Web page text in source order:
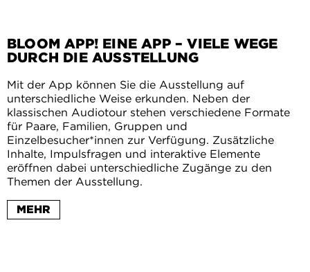
BLOOM APP! EINE APP – VIELE WEGE
DURCH DIE AUSSTELLUNG
Mit der App können Sie die Ausstellung auf
unterschiedliche Weise erkunden. Neben der
klassischen Audiotour stehen verschiedene Formate
für Paare, Familien, Gruppen und
Einzelbesucher*innen zur Verfügung. Zusätzliche
Inhalte, Impulsfragen und interaktive Elemente
eröffnen dabei unterschiedliche Zugänge zu den
Themen der Ausstellung.
MEHR